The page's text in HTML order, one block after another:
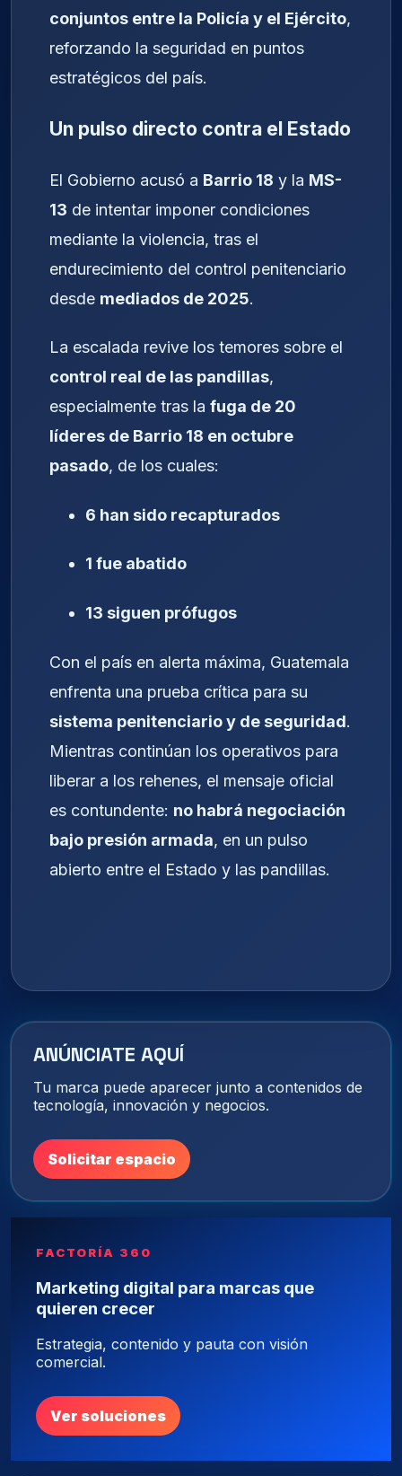
conjuntos entre la Policía y el Ejército,
reforzando la seguridad en puntos
estratégicos del país.
Un pulso directo contra el Estado
El Gobierno acusó a Barrio 18 y la MS-
13 de intentar imponer condiciones
mediante la violencia, tras el
endurecimiento del control penitenciario
desde mediados de 2025.
La escalada revive los temores sobre el
control real de las pandillas,
especialmente tras la fuga de 20
líderes de Barrio 18 en octubre
pasado, de los cuales:
6 han sido recapturados
1 fue abatido
13 siguen prófugos
Con el país en alerta máxima, Guatemala
enfrenta una prueba crítica para su
sistema penitenciario y de seguridad.
Mientras continúan los operativos para
liberar a los rehenes, el mensaje oficial
es contundente: no habrá negociación
bajo presión armada, en un pulso
abierto entre el Estado y las pandillas.
ANÚNCIATE AQUÍ
Tu marca puede aparecer junto a contenidos de
tecnología, innovación y negocios.
Solicitar espacio
FACTORÍA 360
Marketing digital para marcas que
quieren crecer
Estrategia, contenido y pauta con visión
comercial.
Ver soluciones